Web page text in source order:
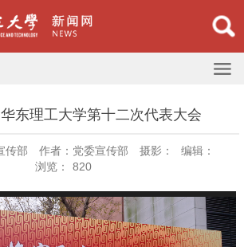
东理工大学第十二次代表大会
传部 作者：党委宣传部 摄影：
编辑：
浏览：
820